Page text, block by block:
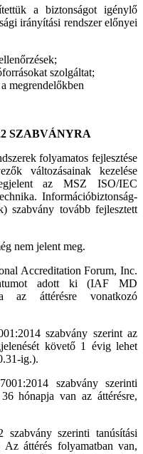
a biztonságot igénylő
irányítási rendszer előnyei
szolgáltat;
megrendelőkben
SZABVÁNYRA
folyamatos fejlesztése
változásainak kezelése
az MSZ ISO/IEC
Információbiztonság-
szabvány tovább fejlesztett
nem jelent meg.
Accreditation Forum, Inc.
adott ki (IAF MD
az áttérésre vonatkozó
szabvány szerint az
követő 1 évig lehet
ig.).
szabvány szerinti
hónapja van az áttérésre,
szerinti tanúsítási
áttérés folyamatban van,